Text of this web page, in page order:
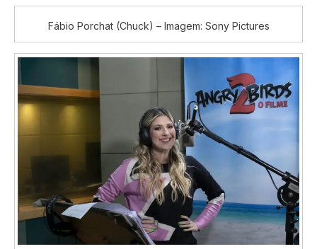
Fábio Porchat (Chuck) – Imagem: Sony Pictures